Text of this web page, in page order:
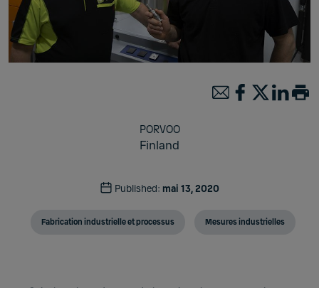
PORVOO
Finland
Published: mai 13, 2020
Fabrication industrielle et processus Mesures industrielles